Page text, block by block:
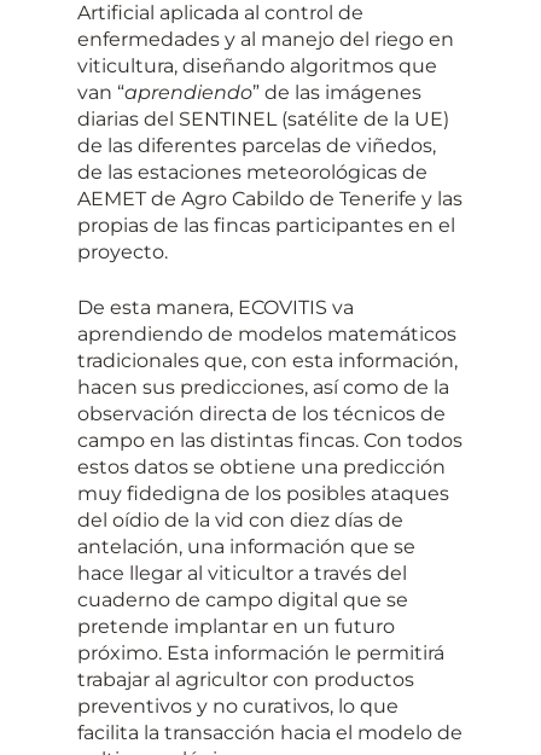
Artificial aplicada al control de
enfermedades y al manejo del riego en
viticultura, diseñando algoritmos que
van “aprendiendo” de las imágenes
diarias del SENTINEL (satélite de la UE)
de las diferentes parcelas de viñedos,
de las estaciones meteorológicas de
AEMET de Agro Cabildo de Tenerife y las
propias de las fincas participantes en el
proyecto.
De esta manera, ECOVITIS va
aprendiendo de modelos matemáticos
tradicionales que, con esta información,
hacen sus predicciones, así como de la
observación directa de los técnicos de
campo en las distintas fincas. Con todos
estos datos se obtiene una predicción
muy fidedigna de los posibles ataques
del oídio de la vid con diez días de
antelación, una información que se
hace llegar al viticultor a través del
cuaderno de campo digital que se
pretende implantar en un futuro
próximo. Esta información le permitirá
trabajar al agricultor con productos
preventivos y no curativos, lo que
facilita la transacción hacia el modelo de